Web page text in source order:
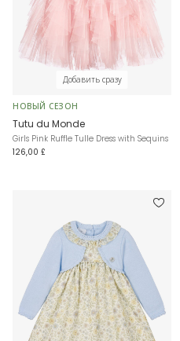
Добавить сразу
НОВЫЙ СЕЗОН
Tutu du Monde
Girls Pink Ruffle Tulle Dress with Sequins
126,00 £